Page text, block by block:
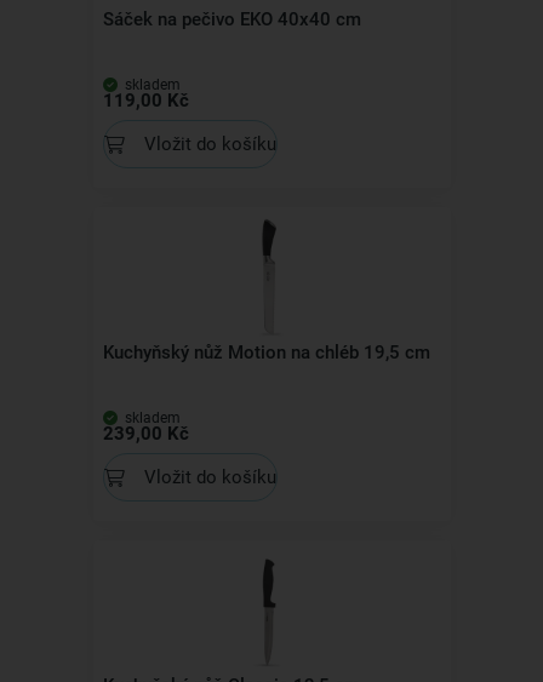
Sáček na pečivo EKO 40x40 cm
skladem
119,00 Kč
Vložit do košíku
Kuchyňský nůž Motion na chléb 19,5 cm
skladem
239,00 Kč
Vložit do košíku